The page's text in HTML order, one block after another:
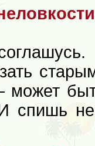
может
спишь